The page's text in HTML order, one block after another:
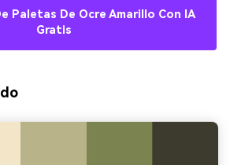
Paletas De Ocre Amarillo Con IA
Gratis